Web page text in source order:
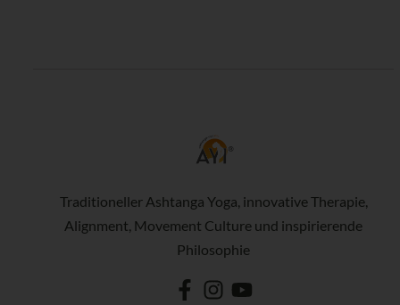
Traditioneller Ashtanga Yoga, innovative Therapie,
Alignment, Movement Culture und inspirierende
Philosophie